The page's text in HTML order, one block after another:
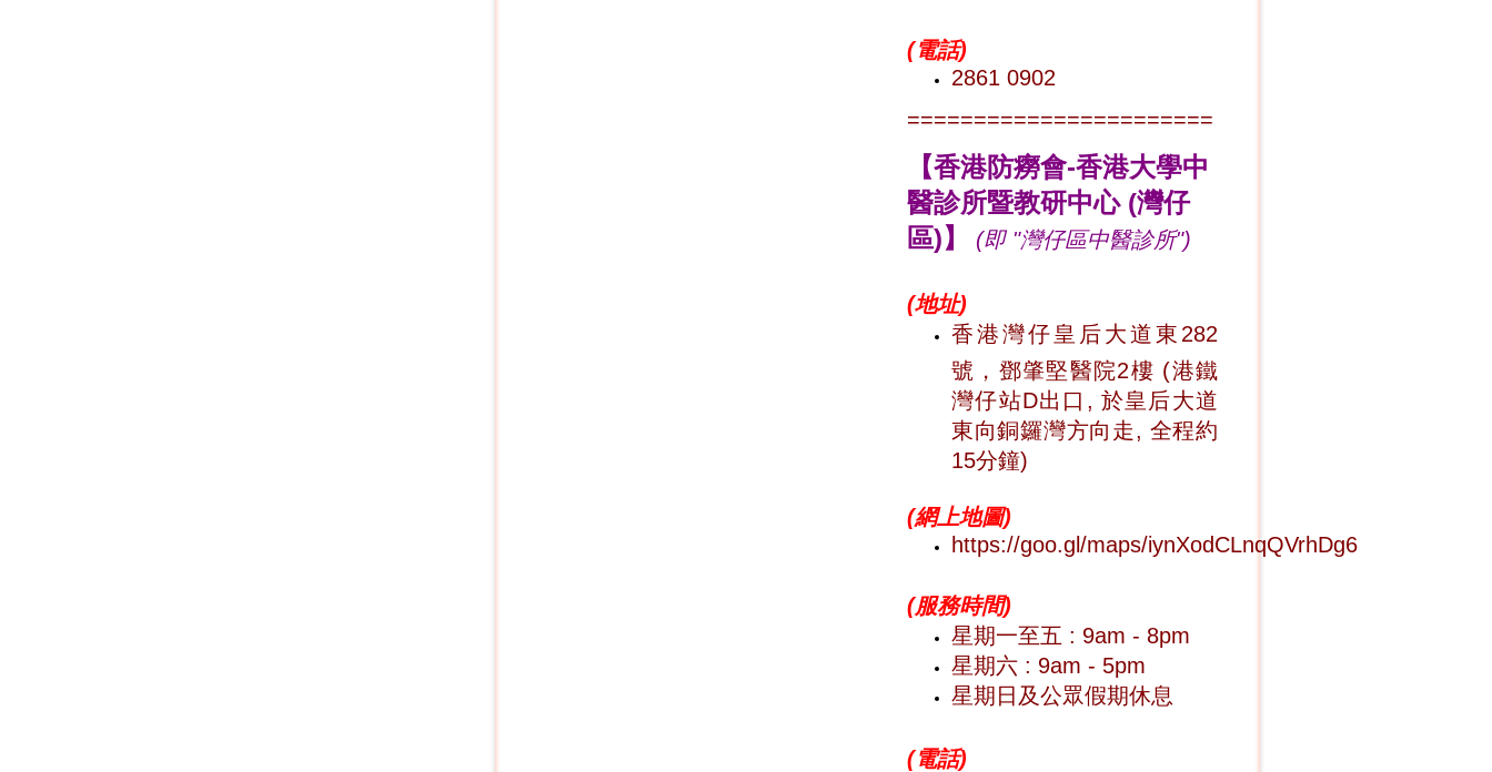
(電話)
2861 0902
=======================
【香港防癆會-香港大學中
醫診所暨教研中心 (灣仔
區)】
(即 "灣仔區中醫診所")
(地址)
香港灣仔皇后大道東282
號，鄧肇堅醫院2樓 (港鐵
灣仔站D出口, 於皇后大道
東向銅鑼灣方向走, 全程約
15分鐘)
(網上地圖)
https://goo.gl/maps/iynXodCLnqQVrhDg6
(服務時間)
星期一至五 : 9am - 8pm
星期六 : 9am - 5pm
星期日及公眾假期休息
(電話)